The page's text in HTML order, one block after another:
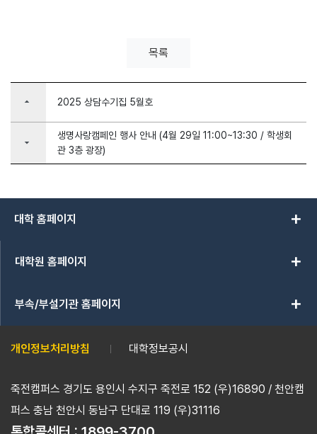
목록
arrow_drop_up 2025 상담수기집 5월호
arrow_drop_down
생명사랑캠페인 행사 안내 (4월 29일 11:00~13:30 / 학생회
관 3층 광장)
대학 홈페이지 add
대학원 홈페이지 add
부속/부설기관 홈페이지 add
개인정보처리방침 대학정보공시
죽전캠퍼스 경기도 용인시 수지구 죽전로 152 (우)16890 / 천안캠
퍼스 충남 천안시 동남구 단대로 119 (우)31116